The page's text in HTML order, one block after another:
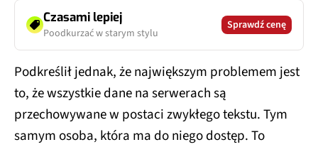
Czasami lepiej
Poodkurzać w starym stylu
Sprawdź cenę
Podkreślił jednak, że największym problemem jest
to, że wszystkie dane na serwerach są
przechowywane w postaci zwykłego tekstu. Tym
samym osoba, która ma do niego dostęp. To